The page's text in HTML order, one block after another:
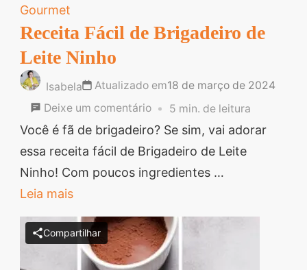
Gourmet
Receita Fácil de Brigadeiro de
Leite Ninho
Isabela Atualizado em18 de março de 2024
Deixe um comentárioem
Receita
Fácil
de
de
Leite
Ninho
5 min. de leitura
Você é fã de brigadeiro? Se sim, vai adorar
essa receita fácil de Brigadeiro de Leite
Ninho! Com poucos ingredientes …
Leia mais
Compartilhar